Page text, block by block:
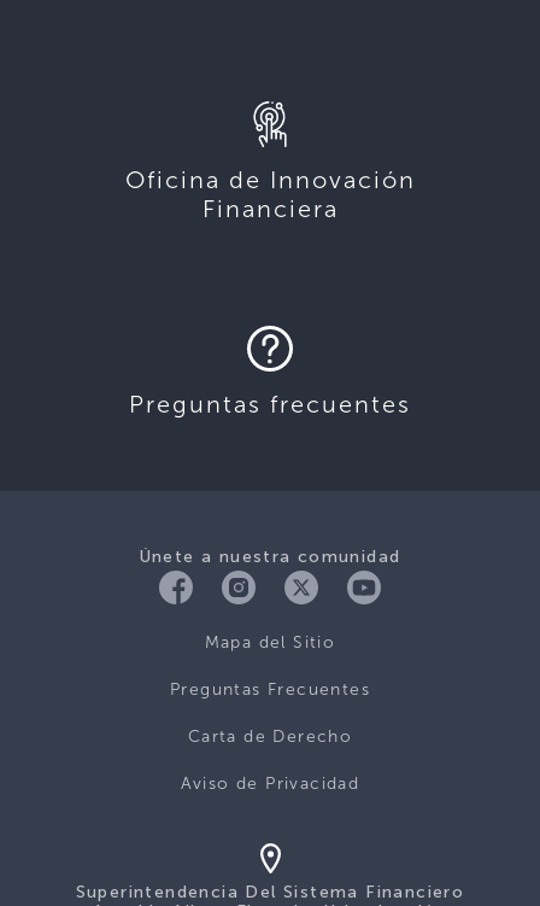
Oficina de Innovación
Financiera
Preguntas frecuentes
Únete a nuestra comunidad
Mapa del Sitio
Preguntas Frecuentes
Carta de Derecho
Aviso de Privacidad
Superintendencia Del Sistema Financiero